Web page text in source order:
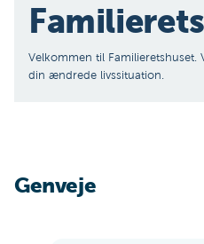
Velkommen til Familieretshuset.
din ændrede livssituation.
Genveje